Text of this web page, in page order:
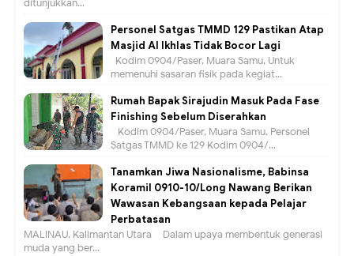
ditunjukkan...
Personel Satgas TMMD 129 Pastikan Atap
Masjid Al Ikhlas Tidak Bocor Lagi
Kodim 0904/Paser, Muara Samu. Untuk
memenuhi sasaran fisik pada kegiat...
Rumah Bapak Sirajudin Masuk Pada Fase
Finishing Sebelum Diserahkan
Kodim 0904/Paser, Muara Samu. Personel
Satgas TMMD ke 129 Kodim 0904/...
Tanamkan Jiwa Nasionalisme, Babinsa
Koramil 0910-10/Long Nawang Berikan
Wawasan Kebangsaan kepada Pelajar
Perbatasan
MALINAU, Kalimantan Utara – Dalam upaya membentuk generasi
muda yang ber...